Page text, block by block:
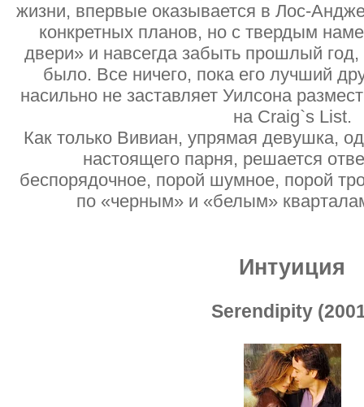
жизни, впервые оказывается в Лос-
конкретных планов, но с твердым
двери» и навсегда забыть прошлый год,
было. Все ничего, пока его лучший
насильно не заставляет Уилсона
на Craig`s List.
Как только Вивиан, упрямая девушка,
настоящего парня, решается
беспорядочное, порой шумное, порой
по «черным» и «белым»
Интуиция
Serendipity